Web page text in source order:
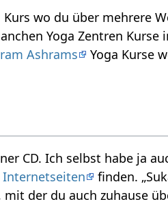
wo du über mehrere
Yoga Zentren Kurse
Ashrams
Yoga Kurse
CD. Ich selbst habe ja
Internetseiten
finden.
der du auch zuhause